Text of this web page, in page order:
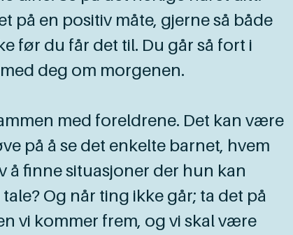
på en positiv måte, gjerne så både
før du får det til. Du går så fort i
deg om morgenen.
med foreldrene. Det kan være
på å se det enkelte barnet, hvem
å finne situasjoner der hun kan
Og når ting ikke går; ta det på
vi kommer frem, og vi skal være